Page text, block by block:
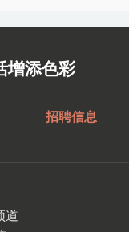
增添色彩
招聘信息
道